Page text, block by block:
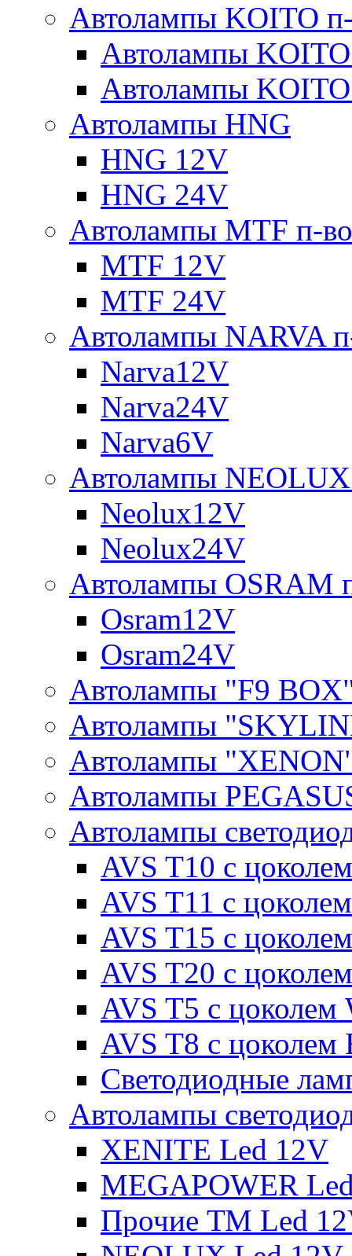
Автолампы KOITO
Автолампы
Автолампы
Автолампы HNG
HNG 12V
HNG 24V
Автолампы MTF п-
MTF 12V
MTF 24V
Автолампы NARVA
Narva12V
Narva24V
Narva6V
Автолампы
Neolux12V
Neolux24V
Автолампы OSRAM
Osram12V
Osram24V
Автолампы "F9
Автолампы
Автолампы
Автолампы
Автолампы
AVS T10 с
AVS T11 с
AVS T15 с
AVS T20 с
AVS T5 с цоколем
AVS T8 с цоколем
Светодиодные
Автолампы
XENITE Led 12V
MEGAPOWER
Прочие ТМ Led